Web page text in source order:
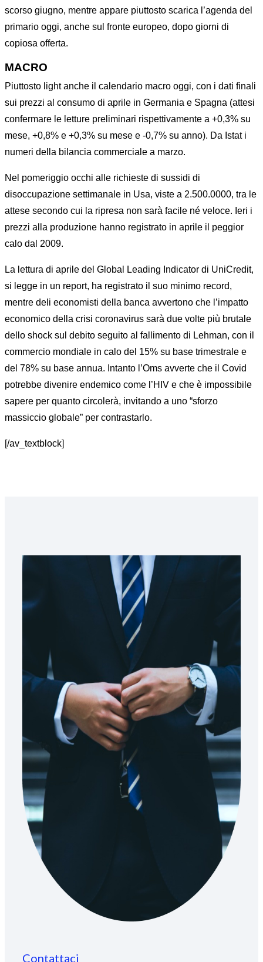
scorso giugno, mentre appare piuttosto scarica l’agenda del
primario oggi, anche sul fronte europeo, dopo giorni di
copiosa offerta.
MACRO
Piuttosto light anche il calendario macro oggi, con i dati finali
sui prezzi al consumo di aprile in Germania e Spagna (attesi
confermare le letture preliminari rispettivamente a +0,3% su
mese, +0,8% e +0,3% su mese e -0,7% su anno). Da Istat i
numeri della bilancia commerciale a marzo.
Nel pomeriggio occhi alle richieste di sussidi di
disoccupazione settimanale in Usa, viste a 2.500.0000, tra le
attese secondo cui la ripresa non sarà facile né veloce. Ieri i
prezzi alla produzione hanno registrato in aprile il peggior
calo dal 2009.
La lettura di aprile del Global Leading Indicator di UniCredit,
si legge in un report, ha registrato il suo minimo record,
mentre deli economisti della banca avvertono che l’impatto
economico della crisi coronavirus sarà due volte più brutale
dello shock sul debito seguito al fallimento di Lehman, con il
commercio mondiale in calo del 15% su base trimestrale e
del 78% su base annua. Intanto l’Oms avverte che il Covid
potrebbe divenire endemico come l’HIV e che è impossibile
sapere per quanto circolerà, invitando a uno “sforzo
massiccio globale” per contrastarlo.
[/av_textblock]
Contattaci